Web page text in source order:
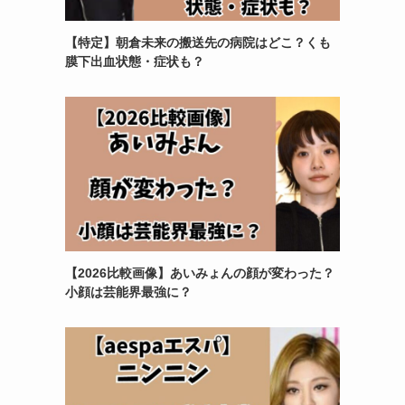
【特定】朝倉未来の搬送先の病院はどこ？くも
膜下出血状態・症状も？
【2026比較画像】あいみょんの顔が変わった？
小顔は芸能界最強に？